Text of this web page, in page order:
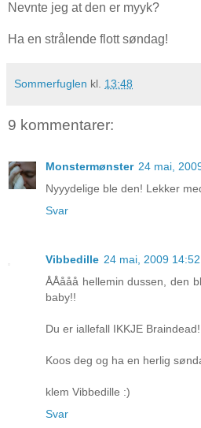
Nevnte jeg at den er myyk?
Ha en strålende flott søndag!
Sommerfuglen kl. 13:48
9 kommentarer:
Monstermønster 24 mai,
Nyyydelige ble den! Lekker
Svar
Vibbedille 24 mai, 2009 14:52
ÅÅååå hellemin dussen, den
baby!!
Du er iallefall IKKJE
Koos deg og ha en herlig
klem Vibbedille :)
Svar